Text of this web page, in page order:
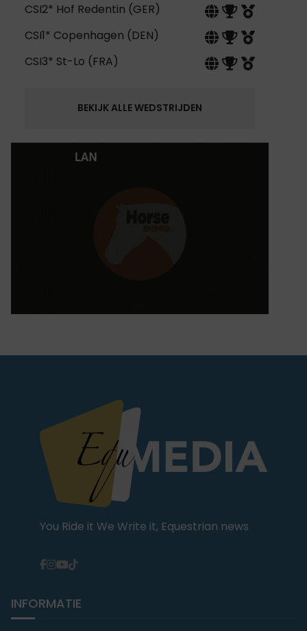
CSI2* Hof Redentin (GER)
CSI1* Copenhagen (DEN)
CSI3* St-Lo (FRA)
BEKIJK ALLE WEDSTRIJDEN
You Ride it We Write it, Equestrian news
INFORMATIE